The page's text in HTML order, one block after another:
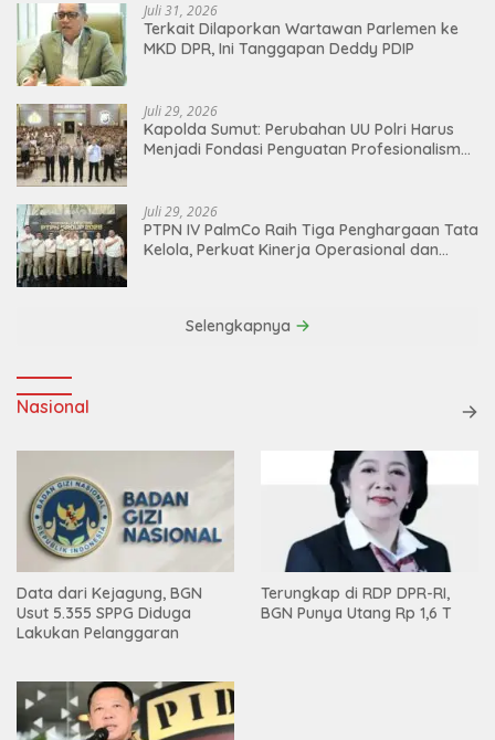
Juli 31, 2026
Terkait Dilaporkan Wartawan Parlemen ke
MKD DPR, Ini Tanggapan Deddy PDIP
Juli 29, 2026
Kapolda Sumut: Perubahan UU Polri Harus
Menjadi Fondasi Penguatan Profesionalisme
Juli 29, 2026
PTPN IV PalmCo Raih Tiga Penghargaan Tata
Kelola, Perkuat Kinerja Operasional dan
Selengkapnya
Nasional
Data dari Kejagung, BGN
Usut 5.355 SPPG Diduga
Lakukan Pelanggaran
Terungkap di RDP DPR-RI,
BGN Punya Utang Rp 1,6 T